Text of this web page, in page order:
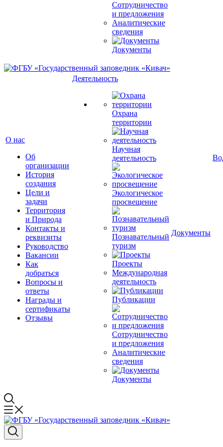
Сотрудничество
и предложения
Аналитические
сведения
Документы
О нас
Об
организации
История
создания
Цели и
задачи
Территория
и Природа
Контакты и
реквизиты
Руководство
Вакансии
Как
добраться
Вопросы и
ответы
Награды и
сертификаты
Отзывы
Деятельность
Охрана
территории
Научная
деятельность
Экологическое
просвещение
Познавательный
туризм
Проекты
Международная
деятельность
Публикации
Сотрудничество
и предложения
Аналитические
сведения
Документы
Документы